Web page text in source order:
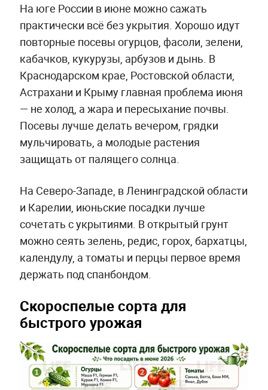
На юге России в июне можно сажать
практически всё без укрытия. Хорошо идут
повторные посевы огурцов, фасоли, зелени,
кабачков, кукурузы, арбузов и дынь. В
Краснодарском крае, Ростовской области,
Астрахани и Крыму главная проблема июня
— не холод, а жара и пересыхание почвы.
Посевы лучше делать вечером, грядки
мульчировать, а молодые растения
защищать от палящего солнца.
На Северо-Западе, в Ленинградской области
и Карелии, июньские посадки лучше
сочетать с укрытиями. В открытый грунт
можно сеять зелень, редис, горох, бархатцы,
календулу, а томаты и перцы первое время
держать под спанбондом.
Скороспелые сорта для
быстрого урожая